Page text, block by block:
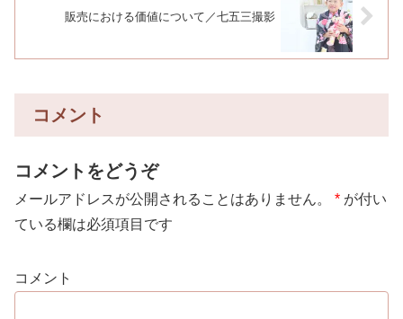
販売における価値について／七五三撮影
コメント
コメントをどうぞ
メールアドレスが公開されることはありません。 * が付い
ている欄は必須項目です
コメント